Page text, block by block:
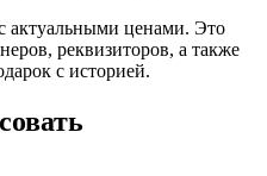
актуальными ценами. Это
реквизиторов, а также
с историей.